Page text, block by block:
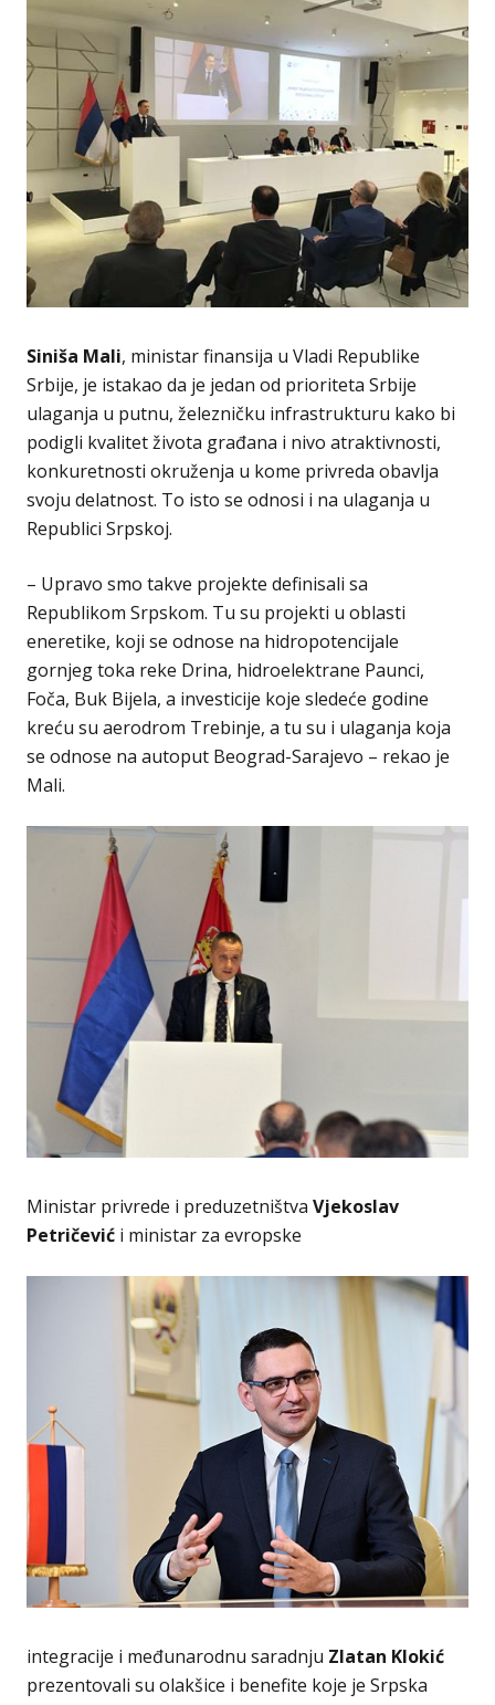
Siniša Mali, ministar finansija u Vladi Republike
Srbije, je istakao da je jedan od prioriteta Srbije
ulaganja u putnu, železničku infrastrukturu kako bi
podigli kvalitet života građana i nivo atraktivnosti,
konkuretnosti okruženja u kome privreda obavlja
svoju delatnost. To isto se odnosi i na ulaganja u
Republici Srpskoj.
– Upravo smo takve projekte definisali sa
Republikom Srpskom. Tu su projekti u oblasti
eneretike, koji se odnose na hidropotencijale
gornjeg toka reke Drina, hidroelektrane Paunci,
Foča, Buk Bijela, a investicije koje sledeće godine
kreću su aerodrom Trebinje, a tu su i ulaganja koja
se odnose na autoput Beograd-Sarajevo – rekao je
Mali.
Ministar privrede i preduzetništva Vjekoslav
Petričević i ministar za evropske
integracije i međunarodnu saradnju Zlatan Klokić
prezentovali su olakšice i benefite koje je Srpska